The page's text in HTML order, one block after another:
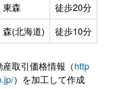
東森 徒歩20分
森(北海道) 徒歩10分
取引価格情報（http
）を加工して作成